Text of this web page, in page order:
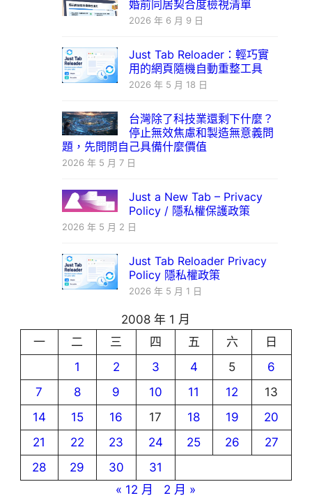
婚前同居契合度檢視清單
2026 年 6 月 9 日
Just Tab Reloader：輕巧實
用的網頁隨機自動重整工具
2026 年 5 月 18 日
台灣除了科技業還剩下什麼？
停止無效焦慮和製造無意義問
題，先問問自己具備什麼價值
2026 年 5 月 7 日
Just a New Tab – Privacy
Policy / 隱私權保護政策
2026 年 5 月 2 日
Just Tab Reloader Privacy
Policy 隱私權政策
2026 年 5 月 1 日
2008 年 1 月
一
二 三 四 五 六
日
1
2 3 4 5
6
7
8 9 10 11 12
13
14
15 16 17 18 19
20
21
22 23 24 25 26
27
28
29 30
31
« 12 月
2 月 »